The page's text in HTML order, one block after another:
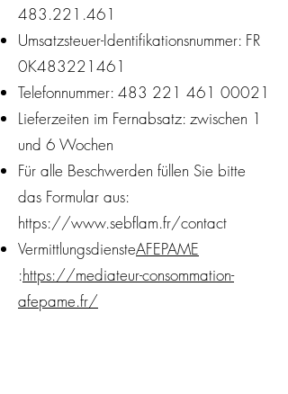
483.221.461
Umsatzsteuer-Identifikationsnummer: FR
0K483221461
Telefonnummer: 483 221 461 00021
Lieferzeiten im Fernabsatz: zwischen 1
und 6 Wochen
Für alle Beschwerden füllen Sie bitte
das Formular aus:
https://www.sebflam.fr/contact
VermittlungsdiensteAFEPAME
:https://mediateur-consommation-
afepame.fr/